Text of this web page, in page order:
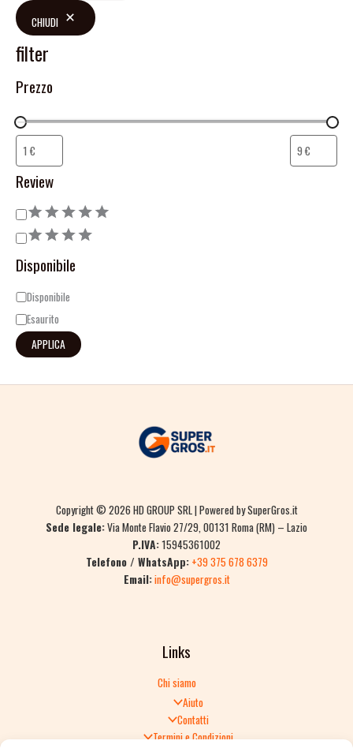
CHIUDI
filter
Prezzo
Review
Disponibile
Disponibile
Esaurito
APPLICA
Copyright © 2026 HD GROUP SRL | Powered by SuperGros.it
Sede legale:Via Monte Flavio 27/29, 00131 Roma (RM) – Lazio
P.IVA:15945361002
Telefono / WhatsApp: +39 375 678 6379
Email:info@supergros.it
Links
Chi siamo
Aiuto
Contatti
Termini e Condizioni